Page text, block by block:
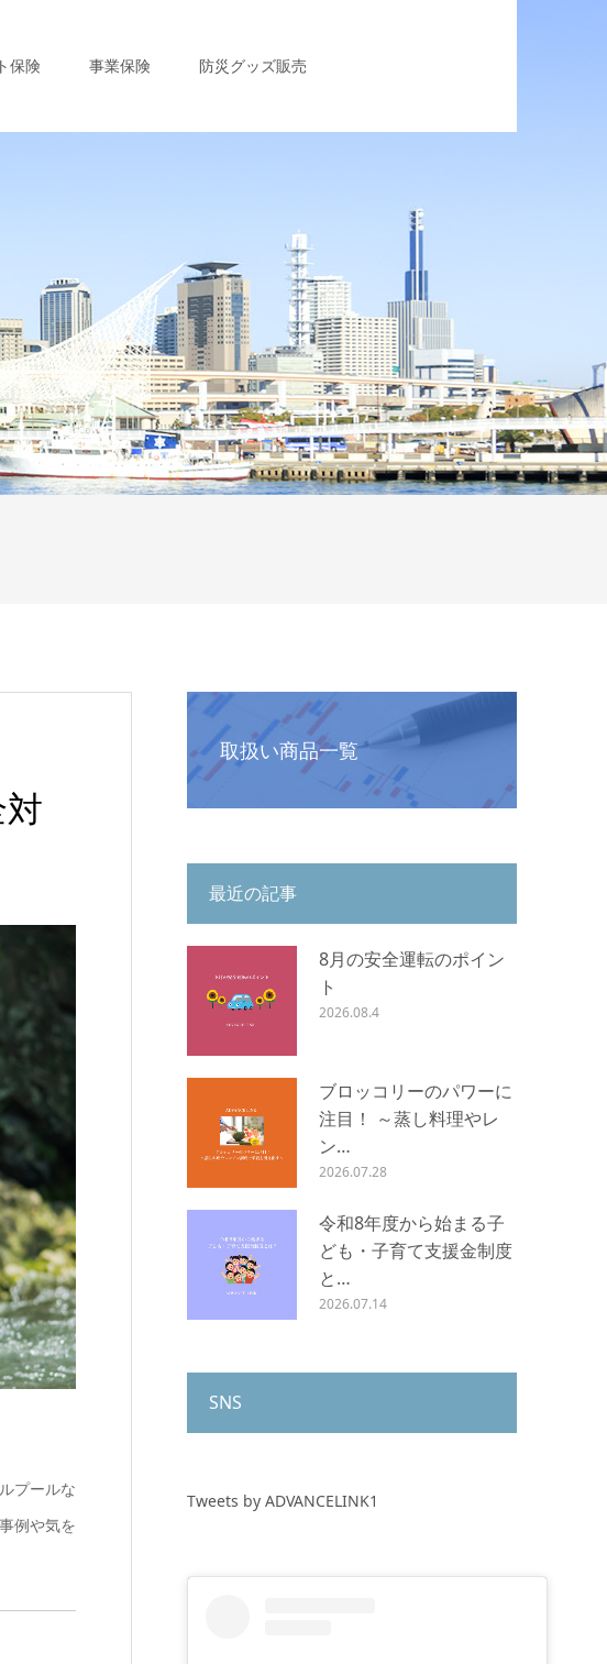
保険 事業保険 防災グッズ販売
プールな
例や気を
取扱い商品一覧
最近の記事
8月の安全運転のポイン
ト
2026.08.4
ブロッコリーのパワーに
注目！ ～蒸し料理やレ
ン…
2026.07.28
令和8年度から始まる子
ども・子育て支援金制度
と…
2026.07.14
SNS
Tweets by ADVANCELINK1